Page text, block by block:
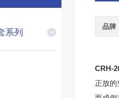
系列
品牌
CRH-
正放